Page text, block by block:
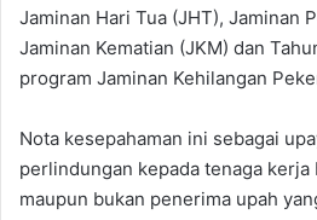
Jaminan Hari Tua (JHT), Jaminan
Jaminan Kematian (JKM) dan
program Jaminan Kehilangan
Nota kesepahaman ini sebagai
perlindungan kepada tenaga kerja
maupun bukan penerima upah